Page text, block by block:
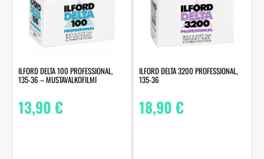
ILFORD DELTA 100 PROFESSIONAL,
135-36 – MUSTAVALKOFILMI
13,90€
ILFORD DELTA 3200 PROFESSIONAL,
135-36
18,90€